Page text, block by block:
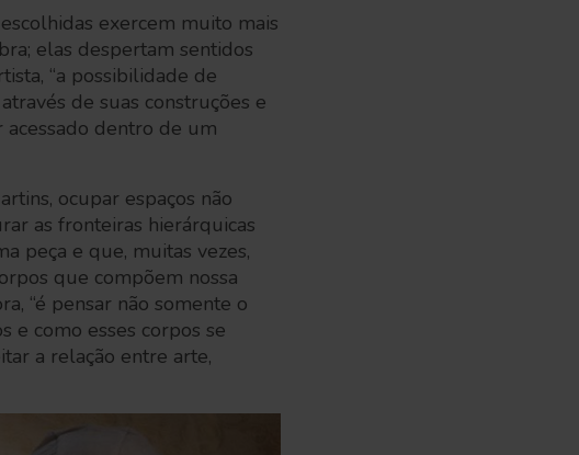
exercem muito mais
elas despertam sentidos
“a possibilidade de
de suas construções e
dentro de um
ocupar espaços não
as fronteiras hierárquicas
peça e que, muitas vezes,
que compõem nossa
“é pensar não somente o
e como esses corpos se
a relação entre arte,